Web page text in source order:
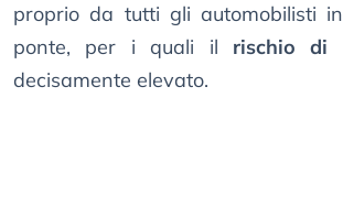
proprio da tutti gli automobilisti
ponte, per i quali il rischio di
decisamente elevato.